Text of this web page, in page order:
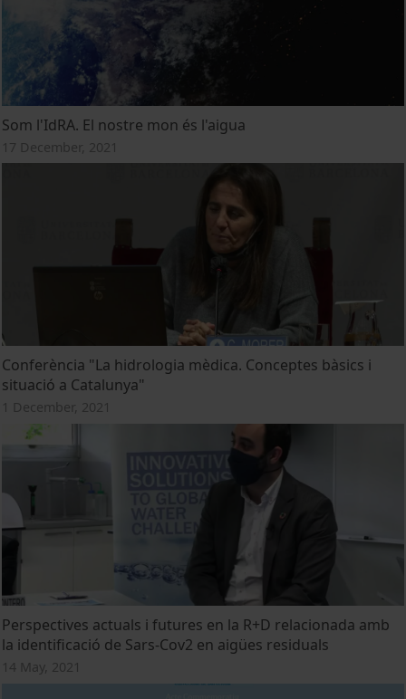
Som l'IdRA. El nostre mon és l'aigua
17 December, 2021
Conferència "La hidrologia mèdica. Conceptes bàsics i
situació a Catalunya"
1 December, 2021
Perspectives actuals i futures en la R+D relacionada amb
la identificació de Sars-Cov2 en aigües residuals
14 May, 2021